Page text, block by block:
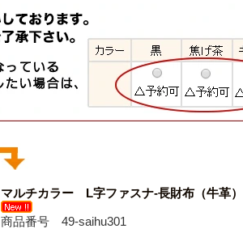
マルチカラー L字ファスナ-長財布（牛革）
商品番号 49-saihu301